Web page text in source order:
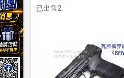
已出售2